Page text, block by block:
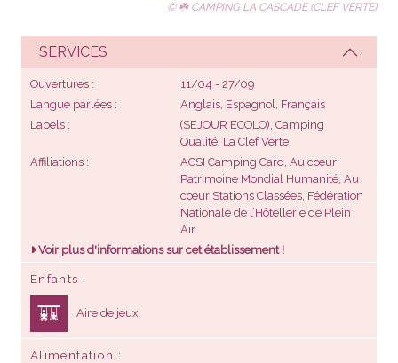
Ouvertures
Labels
(SEJOUR ECOLO), Camping
Qualité, La Clef Verte
Affiliations
ACSI Camping Card, Au cœur
Patrimoine Mondial Humanité, Au
cœur Stations Classées, Fédération
Nationale de l’Hôtellerie de Plein
Air
Voir plus d'informations sur cet établissement !
Enfants
Aire de jeux
Alimentation
Bar